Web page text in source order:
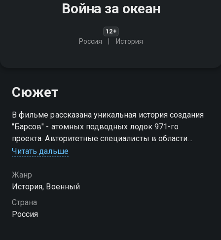
Война за океан
12+
Россия История
Сюжет
В фильме рассказана уникальная история создания
"Барсов" - атомных подводных лодок 971-го
проекта. Авторитетные специалисты в области
проектирования, строительства и эксплуатации
исторические факты.
Читать дальше
Жанр
История, Военный
Страна
Россия